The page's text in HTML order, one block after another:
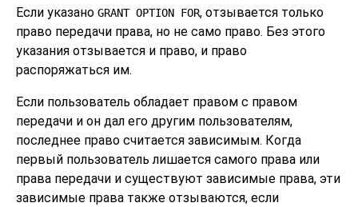
Если указано GRANT OPTION FOR, отзывается только
право передачи права, но не само право. Без этого
указания отзывается и право, и право
распоряжаться им.
Если пользователь обладает правом с правом
передачи и он дал его другим пользователям,
последнее право считается зависимым. Когда
первый пользователь лишается самого права или
права передачи и существуют зависимые права, эти
зависимые права также отзываются, если